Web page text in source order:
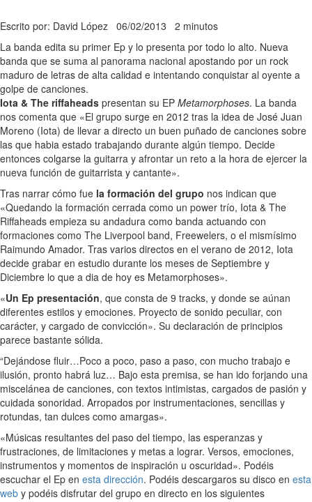
Escrito por: David López 06/02/2013 2 minutos
La banda edita su primer Ep y lo presenta por todo lo alto. Nueva
banda que se suma al panorama nacional apostando por un rock
maduro de letras de alta calidad e intentando conquistar al oyente a
golpe de canciones.
Iota & The riffaheads presentan su EP Metamorphoses. La banda
nos comenta que «El grupo surge en 2012 tras la idea de José Juan
Moreno (Iota) de llevar a directo un buen puñado de canciones sobre
las que habia estado trabajando durante algún tiempo. Decide
entonces colgarse la guitarra y afrontar un reto a la hora de ejercer la
nueva función de guitarrista y cantante».
Tras narrar cómo fue la formación del grupo nos indican que
«Quedando la formación cerrada como un power trío, Iota & The
Riffaheads empieza su andadura como banda actuando con
formaciones como The Liverpool band, Freewelers, o el mismísimo
Raimundo Amador. Tras varios directos en el verano de 2012, Iota
decide grabar en estudio durante los meses de Septiembre y
Diciembre lo que a dia de hoy es Metamorphoses».
«Un Ep presentación, que consta de 9 tracks, y donde se aúnan
diferentes estilos y emociones. Proyecto de sonido peculiar, con
carácter, y cargado de convicción». Su declaración de principios
parece bastante sólida.
“Dejándose fluir…Poco a poco, paso a paso, con mucho trabajo e
ilusión, pronto habrá luz… Bajo esta premisa, se han ido forjando una
miscelánea de canciones, con textos intimistas, cargados de pasión y
cuidada sonoridad. Arropados por instrumentaciones, sencillas y
rotundas, tan dulces como amargas».
«Músicas resultantes del paso del tiempo, las esperanzas y
frustraciones, de limitaciones y metas a lograr. Versos, emociones,
instrumentos y momentos de inspiración u oscuridad». Podéis
escuchar el Ep en esta dirección. Podéis descargaros su disco en esta
web y podéis disfrutar del grupo en directo en los siguientes